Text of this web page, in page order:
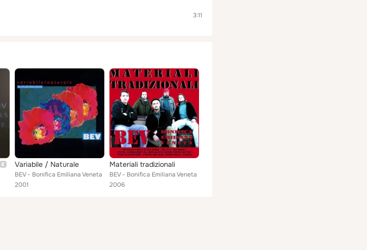
3:11
Variabile / Naturale
BEV - Bonifica Emiliana Veneta
2001
Materiali tradizionali
BEV - Bonifica Emiliana Veneta
2006